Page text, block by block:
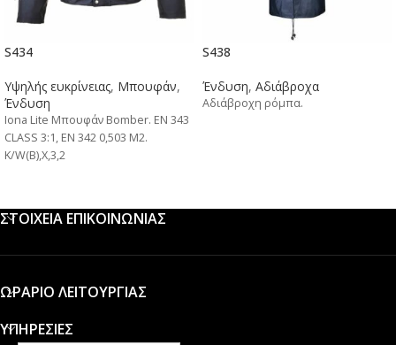
S434
Υψηλής ευκρίνειας, Μπουφάν,
Ένδυση
Iona Lite Μπουφάν Bomber. EN 343
CLASS 3:1, EN 342 0,503 M2.
K/W(B),X,3,2
S438
Ένδυση, Αδιάβροχα
Αδιάβροχη ρόμπα.
ΣΤΟΙΧΕΙΑ ΕΠΙΚΟΙΝΩΝΙΑΣ
ΩΡΑΡΙΟ ΛΕΙΤΟΥΡΓΙΑΣ
ΥΠΗΡΕΣΙΕΣ